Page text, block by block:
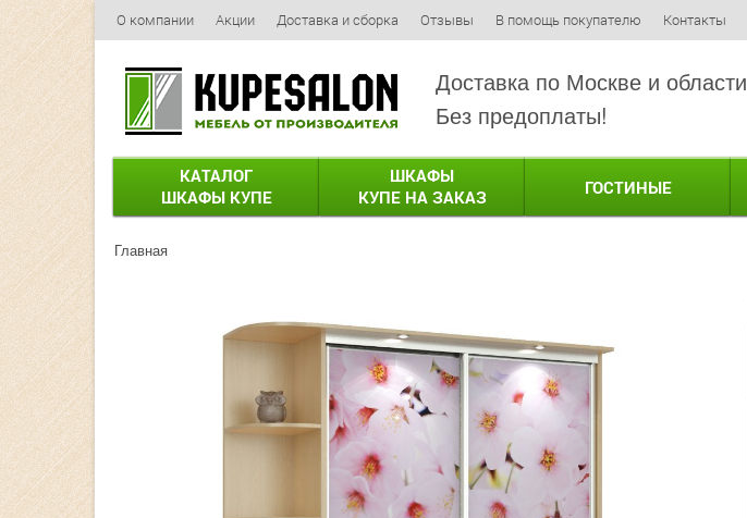
О компании Акции Доставка и сборка Отзывы В помощь покупателю Контакты
Доставка по Москве и области
Без предоплаты!
КАТАЛОГ
ШКАФЫ КУПЕ
ШКАФЫ
КУПЕ НА ЗАКАЗ
ГОСТИНЫЕ
Главная